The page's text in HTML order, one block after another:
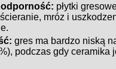
płytki
mróz i
gres ma bardzo niską
podczas gdy ceramika